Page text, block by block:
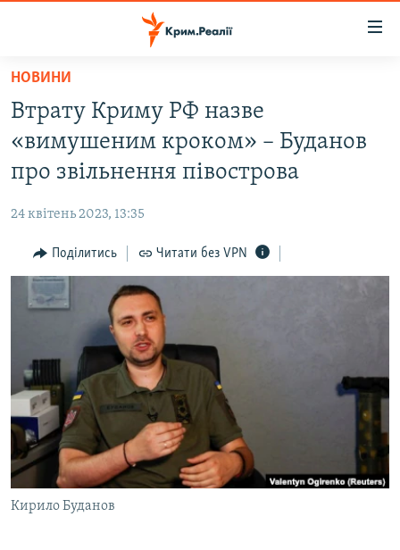
Перейти
основного
матеріалу
до
основної
Перейти
до
пошуку
ВОДА.КРИМ
ВІДЕО ТА ФОТО
БЛОГИ
ПОГЛЯД
ІНТЕРВ'Ю
ВСЕ ЗА ДЕНЬ
СПЕЦПРОЕКТИ
ДЕПОРТАЦІЯ
ВІДЕОУРОКИ «ELIFBE»
СВІДЧЕННЯ ОКУПАЦІЇ
УКРАЇНСЬКА ПРОБЛЕМА КРИМУ
ІНФОГРАФІКА
ЯК ОБІЙТИ БЛОКУВАННЯ
Русский
Qırımtatar
ДОЛУЧАЙСЯ!
НОВИНИ
Втрату Криму РФ назве
«вимушеним кроком» – Буданов
про звільнення півострова
24 квітень 2023, 13:35
Поділитись Читати без VPN
Кирило Буданов